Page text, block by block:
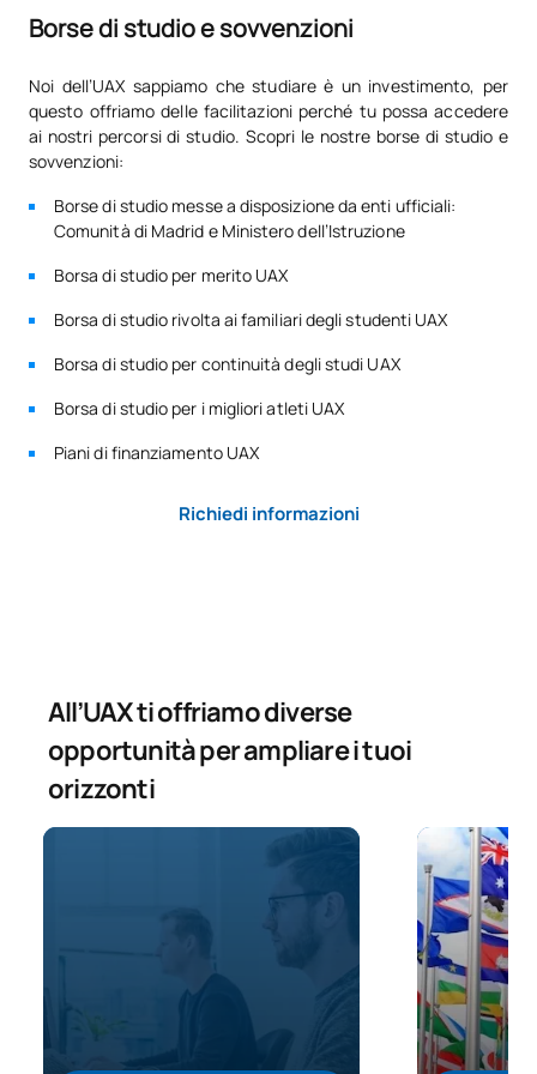
Borse di studio e sovvenzioni
Noi dell’UAX sappiamo che studiare è un investimento, per
questo offriamo delle facilitazioni perché tu possa accedere
ai nostri percorsi di studio. Scopri le nostre borse di studio e
sovvenzioni:
Borse di studio messe a disposizione da enti ufficiali:
Comunità di Madrid e Ministero dell’Istruzione
Borsa di studio per merito UAX
Borsa di studio rivolta ai familiari degli studenti UAX
Borsa di studio per continuità degli studi UAX
Borsa di studio per i migliori atleti UAX
Piani di finanziamento UAX
Richiedi informazioni
All’UAX ti offriamo diverse
opportunità per ampliare i tuoi
orizzonti